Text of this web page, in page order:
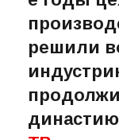
е годы
решили